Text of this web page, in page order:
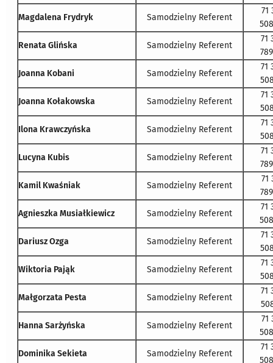
Magdalena Frydryk Samodzielny Referent
71
Renata Glińska Samodzielny Referent
71
Joanna Kobani Samodzielny Referent
71
Joanna Kołakowska Samodzielny Referent
71
Ilona Krawczyńska Samodzielny Referent
71
Lucyna Kubis Samodzielny Referent
71
Kamil Kwaśniak Samodzielny Referent
71
Agnieszka Musiałkiewicz Samodzielny Referent
71
Dariusz Ozga Samodzielny Referent
71
Wiktoria Pająk Samodzielny Referent
71
Małgorzata Pesta Samodzielny Referent
71
Hanna Sarżyńska Samodzielny Referent
71
Dominika Sekieta Samodzielny Referent
71